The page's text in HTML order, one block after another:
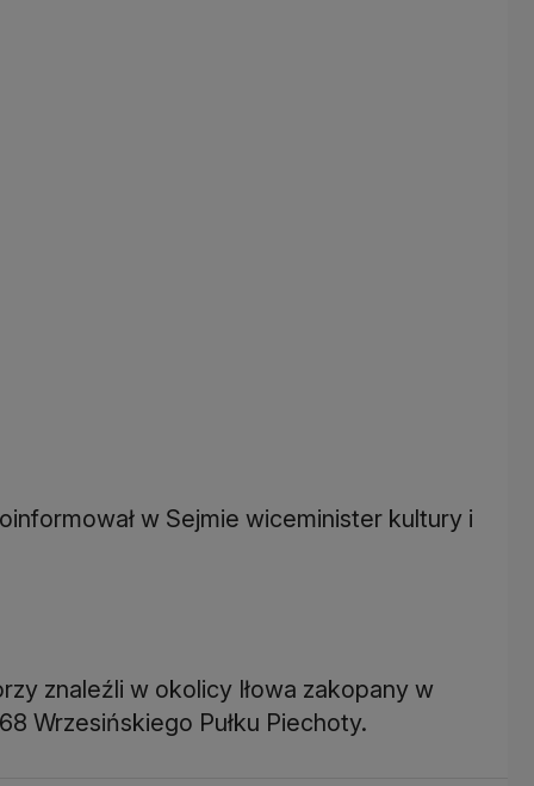
w Sejmie wiceminister kultury i
znaleźli w okolicy Iłowa zakopany w
Wrzesińskiego Pułku Piechoty.